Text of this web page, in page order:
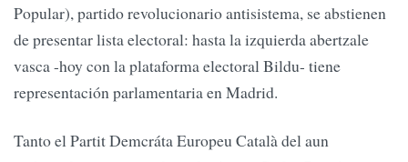
Popular), partido revolucionario antisistema, se abstienen
de presentar lista electoral: hasta la izquierda abertzale
vasca -hoy con la plataforma electoral Bildu- tiene
representación parlamentaria en Madrid.
Tanto el Partit Demcráta Europeu Català del aun